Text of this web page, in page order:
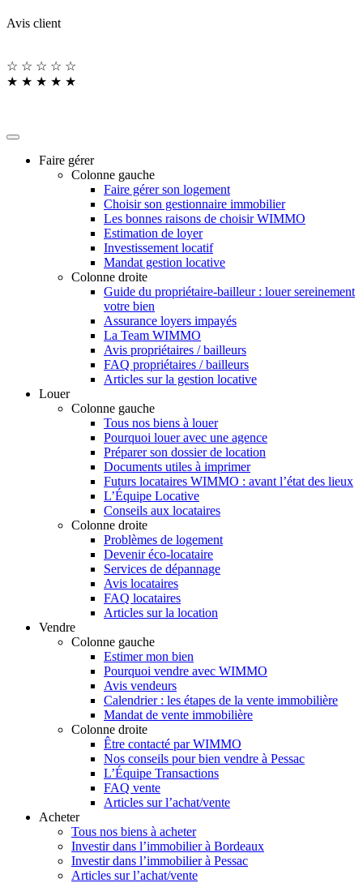
Avis client
☆ ☆ ☆ ☆ ☆
★ ★ ★ ★ ★
Faire gérer
Colonne gauche
Faire gérer son logement
Choisir son gestionnaire immobilier
Les bonnes raisons de choisir WIMMO
Estimation de loyer
Investissement locatif
Mandat gestion locative
Colonne droite
Guide du propriétaire-bailleur : louer sereinement
votre bien
Assurance loyers impayés
La Team WIMMO
Avis propriétaires / bailleurs
FAQ propriétaires / bailleurs
Articles sur la gestion locative
Louer
Colonne gauche
Tous nos biens à louer
Pourquoi louer avec une agence
Préparer son dossier de location
Documents utiles à imprimer
Futurs locataires WIMMO : avant l’état des lieux
L’Équipe Locative
Conseils aux locataires
Colonne droite
Problèmes de logement
Devenir éco-locataire
Services de dépannage
Avis locataires
FAQ locataires
Articles sur la location
Vendre
Colonne gauche
Estimer mon bien
Pourquoi vendre avec WIMMO
Avis vendeurs
Calendrier : les étapes de la vente immobilière
Mandat de vente immobilière
Colonne droite
Être contacté par WIMMO
Nos conseils pour bien vendre à Pessac
L’Équipe Transactions
FAQ vente
Articles sur l’achat/vente
Acheter
Tous nos biens à acheter
Investir dans l’immobilier à Bordeaux
Investir dans l’immobilier à Pessac
Articles sur l’achat/vente